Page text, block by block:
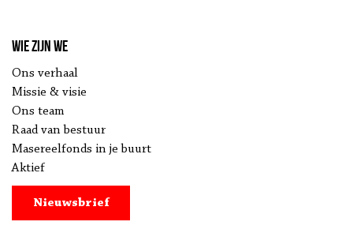
Wie zijn we
Ons verhaal
Missie & visie
Ons team
Raad van bestuur
Masereelfonds in je buurt
Aktief
Nieuwsbrief